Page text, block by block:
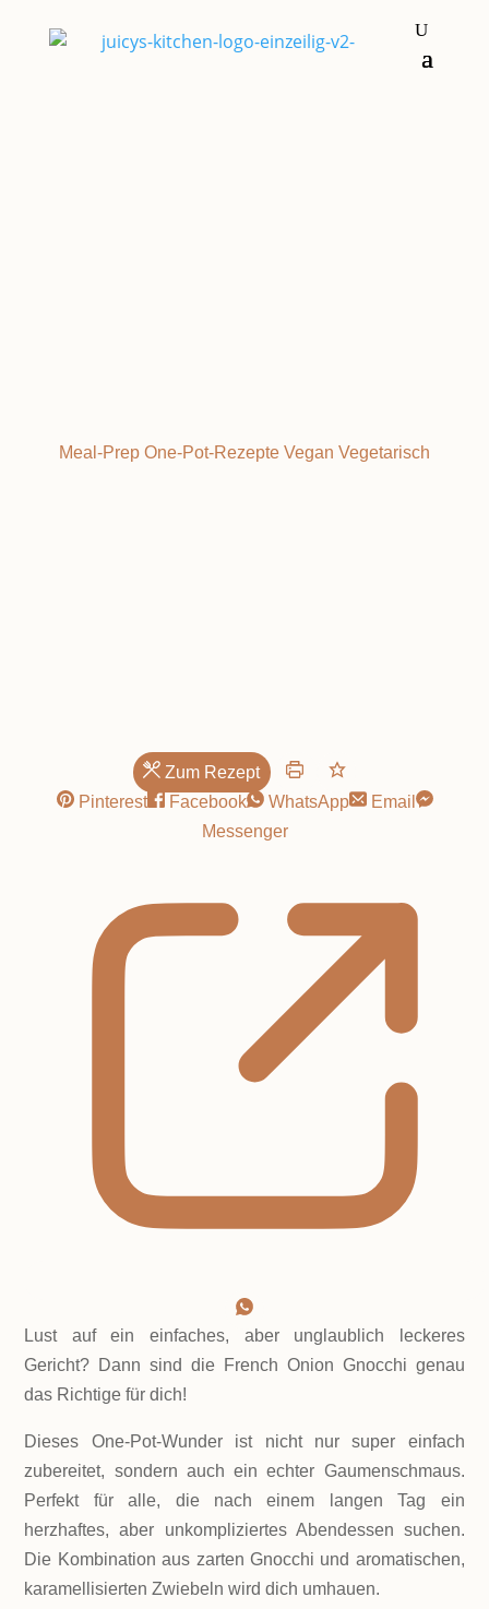
Meal-Prep One-Pot-Rezepte Vegan Vegetarisch
Zum Rezept
Pinterest
Facebook WhatsApp
Email
Messenger
Lust auf ein einfaches, aber unglaublich leckeres
Gericht? Dann sind die French Onion Gnocchi genau
das Richtige für dich!
Dieses One-Pot-Wunder ist nicht nur super einfach
zubereitet, sondern auch ein echter Gaumenschmaus.
Perfekt für alle, die nach einem langen Tag ein
herzhaftes, aber unkompliziertes Abendessen suchen.
Die Kombination aus zarten Gnocchi und aromatischen,
karamellisierten Zwiebeln wird dich umhauen.